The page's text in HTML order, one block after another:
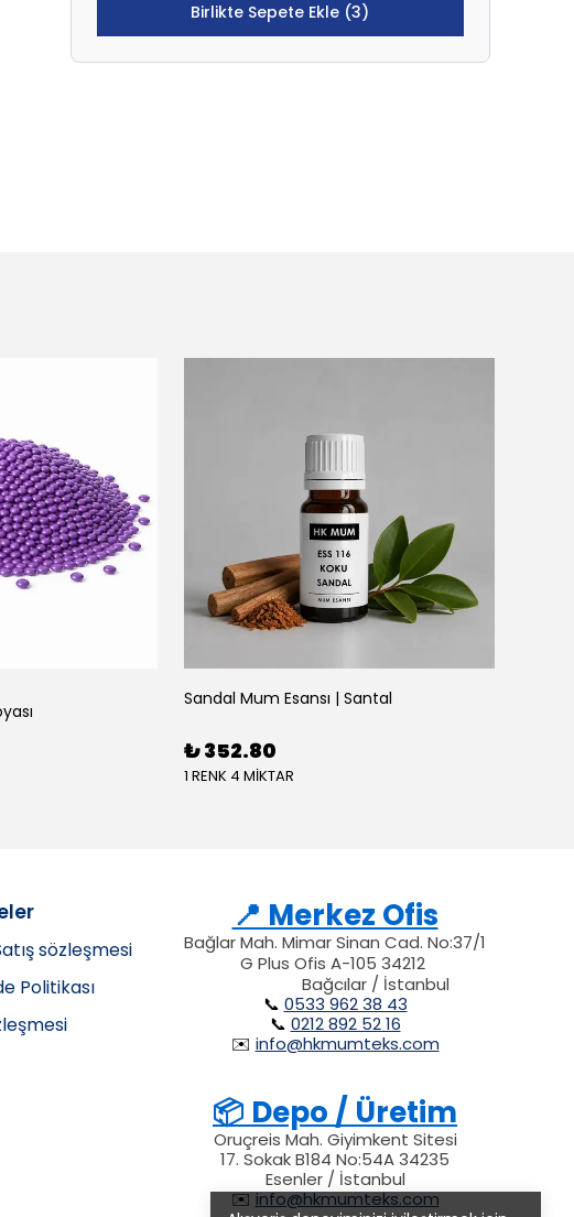
Birlikte Sepete Ekle (3)
Sandal Mum Esansı | Santal
₺ 352.80
1 RENK 4 MİKTAR
sözleşmesi
Politikası
📍 Merkez Ofis
Bağlar Mah. Mimar Sinan Cad. No:37/1
G Plus Ofis A-105 34212
Bağcılar / İstanbul
📞 0533 962 38 43
📞 0212 892 52 16
✉️ info@hkmumteks.com
📦 Depo / Üretim
Oruçreis Mah. Giyimkent Sitesi
17. Sokak B184 No:54A 34235
Esenler / İstanbul
✉️info@hkmumteks.com